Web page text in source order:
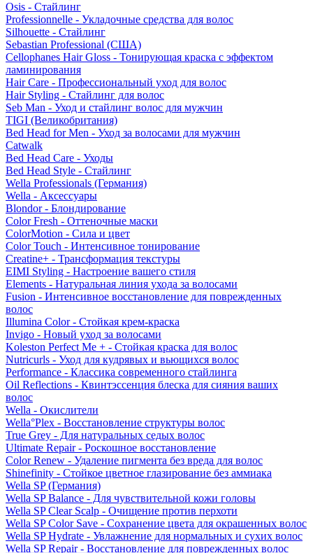
Osis - Стайлинг
Professionnelle - Укладочные средства для волос
Silhouette - Стайлинг
Sebastian Professional (США)
Cellophanes Hair Gloss - Тонирующая краска с эффектом
ламинирования
Hair Care - Профессиональный уход для волос
Hair Styling - Стайлинг для волос
Seb Man - Уход и стайлинг волос для мужчин
TIGI (Великобритания)
Bed Head for Men - Уход за волосами для мужчин
Catwalk
Bed Head Care - Уходы
Bed Head Style - Стайлинг
Wella Professionals (Германия)
Wella - Аксессуары
Blondor - Блондирование
Color Fresh - Оттеночные маски
ColorMotion - Сила и цвет
Color Touch - Интенсивное тонирование
Creatine+ - Трансформация текстуры
EIMI Styling - Настроение вашего стиля
Elements - Натуральная линия ухода за волосами
Fusion - Интенсивное восстановление для поврежденных
волос
Illumina Color - Стойкая крем-краска
Invigo - Новый уход за волосами
Koleston Perfect Me + - Стойкая краска для волос
Nutricurls - Уход для кудрявых и вьющихся волос
Performance - Классика современного стайлинга
Oil Reflections - Квинтэссенция блеска для сияния ваших
волос
Wella - Окислители
Wella°Plex - Восстановление структуры волос
True Grey - Для натуральных седых волос
Ultimate Repair - Роскошное восстановление
Color Renew - Удаление пигмента без вреда для волос
Shinefinity - Стойкое цветное глазирование без аммиака
Wella SP (Германия)
Wella SP Balance - Для чувствительной кожи головы
Wella SP Clear Scalp - Очищение против перхоти
Wella SP Color Save - Сохранение цвета для окрашенных волос
Wella SP Hydrate - Увлажнение для нормальных и сухих волос
Wella SP Repair - Восстановление для поврежденных волос